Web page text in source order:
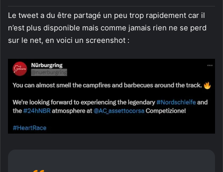
Le tweet a du être partagé un peu trop rapidement car il
n’est plus disponible mais comme jamais rien ne se perd
sur le net, en voici un screenshot :